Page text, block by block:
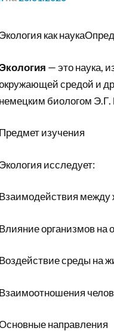
Экология как
— это наука,
средой и
немецким биологом Э.Г.
Предмет изучения
Экология исследует:
Взаимодействия
Влияние организмов
Воздействие среды на
Взаимоотношения
направления